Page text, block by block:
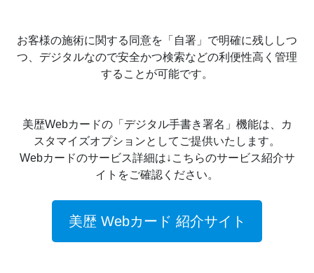
お客様の施術に関する同意を「自署」で明確に残ししつ
つ、デジタルなので安全かつ検索などの利便性高く管理
することが可能です。
美歴Webカードの「デジタル手書き署名」機能は、カ
スタマイズオプションとしてご提供いたします。
Webカードのサービス詳細は↓こちらのサービス紹介サ
イトをご確認ください。
美歴 Webカード 紹介サイト